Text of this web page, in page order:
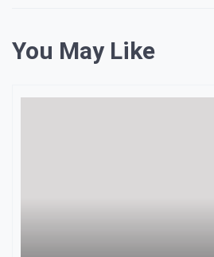
You May Like